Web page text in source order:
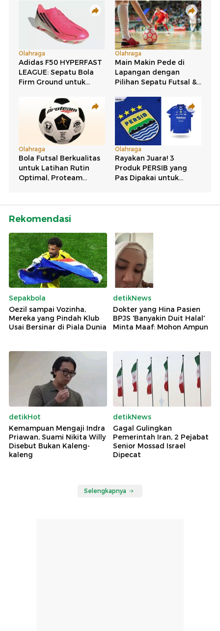
Rekomendasi
Sepakbola
Oezil sampai Vozinha,
Mereka yang Pindah Klub
Usai Bersinar di Piala Dunia
detikNews
Dokter yang Hina Pasien
BPJS 'Banyakin Duit Halal'
Minta Maaf: Mohon Ampun
detikHot
Kemampuan Mengaji Indra
Priawan, Suami Nikita Willy
Disebut Bukan Kaleng-
kaleng
detikNews
Gagal Gulingkan
Pemerintah Iran, 2 Pejabat
Senior Mossad Israel
Dipecat
Selengkapnya